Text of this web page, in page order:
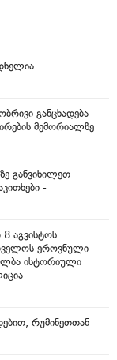
განცხადება
მემორიალზე
განვიხილეთ
-
აგვისტოს
ეროვნული
ისტორიული
რუმინეთთან